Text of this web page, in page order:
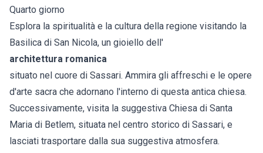
Quarto giorno
Esplora la spiritualità e la cultura della regione visitando la
Basilica di San Nicola, un gioiello dell'
architettura romanica
situato nel cuore di Sassari. Ammira gli affreschi e le opere
d'arte sacra che adornano l'interno di questa antica chiesa.
Successivamente, visita la suggestiva Chiesa di Santa
Maria di Betlem, situata nel centro storico di Sassari, e
lasciati trasportare dalla sua suggestiva atmosfera.